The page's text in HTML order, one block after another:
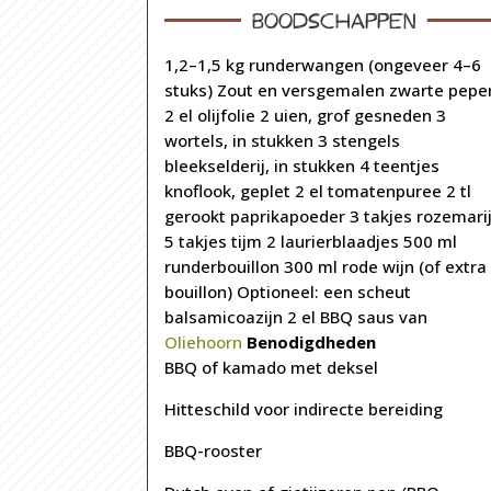
Boodschappen
1,2–1,5 kg runderwangen (ongeveer 4–6
stuks) Zout en versgemalen zwarte
2 el olijfolie 2 uien, grof gesneden 3
wortels, in stukken 3 stengels
bleekselderij, in stukken 4 teentjes
knoflook, geplet 2 el tomatenpuree 2 tl
gerookt paprikapoeder 3 takjes
5 takjes tijm 2 laurierblaadjes 500 ml
runderbouillon 300 ml rode wijn (of extra
bouillon) Optioneel: een scheut
balsamicoazijn 2 el BBQ saus van
Oliehoorn Benodigdheden
BBQ of kamado met deksel
Hitteschild voor indirecte bereiding
BBQ-rooster